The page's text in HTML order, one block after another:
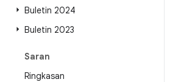
Buletin 2024
Buletin 2023
Saran
Ringkasan